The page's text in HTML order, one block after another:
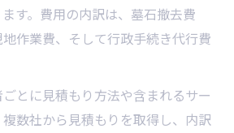
す。費用の内訳は、墓石撤去費
作業費、そして行政手続き代行費
とに見積もり方法や含まれるサー
数社から見積もりを取得し、内訳